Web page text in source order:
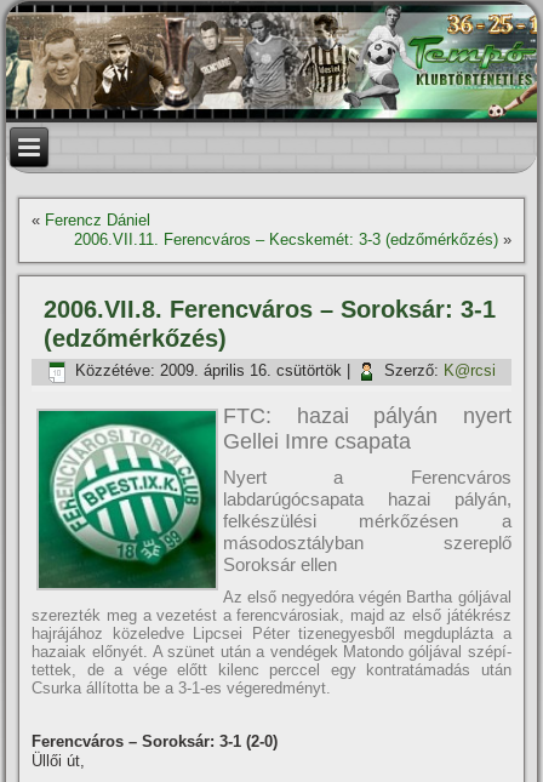
« Ferencz Dániel
2006.VII.11. Ferencváros – Kecskemét: 3-3 (edzőmérkőzés)»
2006.VII.8. Ferencváros – Soroksár: 3-1
(edzőmérkőzés)
Közzétéve: 2009. április 16. csütörtök Szerző: K@rcsi
FTC: hazai pályán nyert
Gellei Imre csapata
Nyert a Ferencváros
labdarúgócsapata hazai pályán,
felkészülési mérkőzésen a
másodosztályban szereplő
Soroksár ellen
Az első negyedóra végén Bartha góljával
szerezték meg a vezetést a ferencvárosiak, majd az első játékrész
hajrájához közeledve Lipcsei Péter tizenegyesből megduplázta a
hazaiak előnyét. A szünet után a vendégek Matondo góljával szépí­
tettek, de a vége előtt kilenc perccel egy kontratámadás után
Csurka állí­totta be a 3-1-es végeredményt.
Ferencváros – Soroksár: 3-1 (2-0)
Üllői út,